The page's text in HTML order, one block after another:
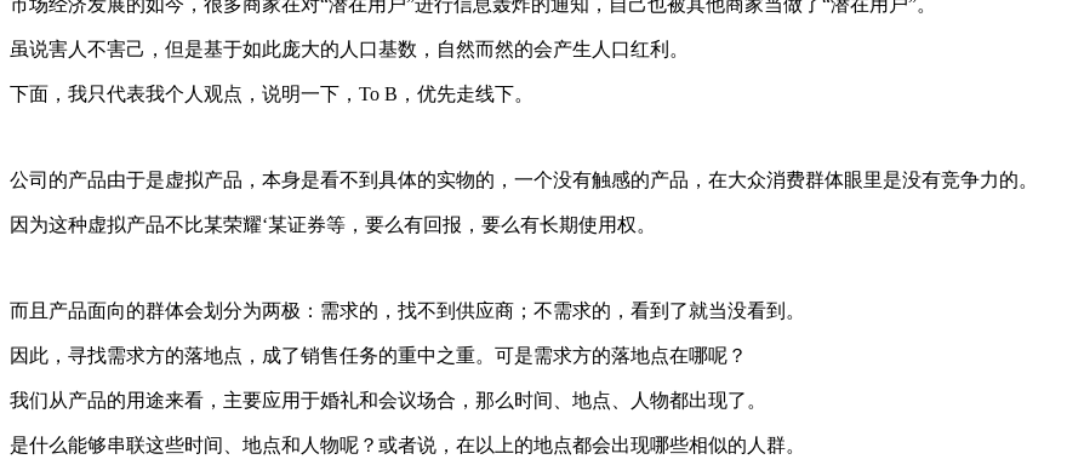
市场经济发展的如今，很多商家在对“潜在用户”进行信息轰炸的通知，自己也被其他商家当做了“潜在用户”。
虽说害人不害己，但是基于如此庞大的人口基数，自然而然的会产生人口红利。
下面，我只代表我个人观点，说明一下，To B，优先走线下。
公司的产品由于是虚拟产品，本身是看不到具体的实物的，一个没有触感的产品，在大众消费群体眼里是没有竞争力的。
因为这种虚拟产品不比某荣耀‘某证券等，要么有回报，要么有长期使用权。
而且产品面向的群体会划分为两极：需求的，找不到供应商；不需求的，看到了就当没看到。
因此，寻找需求方的落地点，成了销售任务的重中之重。可是需求方的落地点在哪呢？
我们从产品的用途来看，主要应用于婚礼和会议场合，那么时间、地点、人物都出现了。
是什么能够串联这些时间、地点和人物呢？或者说，在以上的地点都会出现哪些相似的人群。